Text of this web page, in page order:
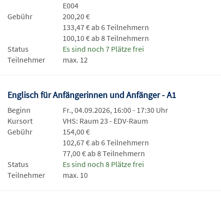
E004
Gebühr
200,20 €
133,47 € ab 6 Teilnehmern
100,10 € ab 8 Teilnehmern
Status
Es sind noch 7 Plätze frei
Teilnehmer
max. 12
Englisch für Anfängerinnen und Anfänger - A1
Beginn
Fr., 04.09.2026, 16:00 - 17:30 Uhr
Kursort
VHS: Raum 23 - EDV-Raum
Gebühr
154,00 €
102,67 € ab 6 Teilnehmern
77,00 € ab 8 Teilnehmern
Status
Es sind noch 8 Plätze frei
Teilnehmer
max. 10